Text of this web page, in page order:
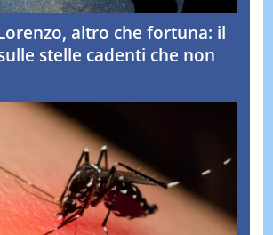
altro che fortuna: il
stelle cadenti che non